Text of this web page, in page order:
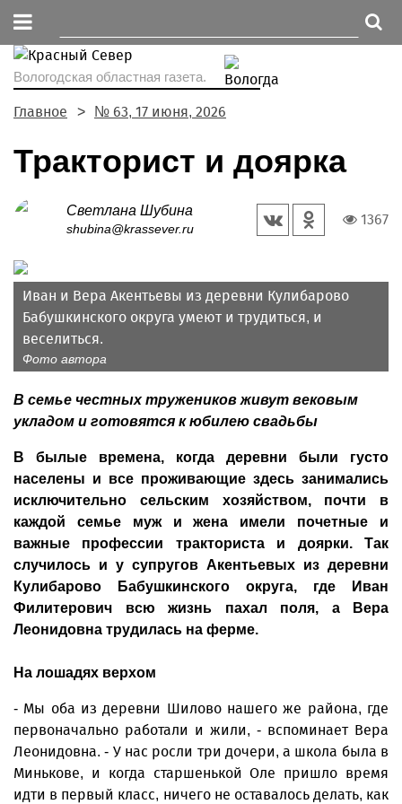
Вологодская областная газета.
Главное № 63, 17 июня, 2026
Тракторист и доярка
Светлана Шубина
shubina@krassever.ru
1367
Иван и Вера Акентьевы из деревни Кулибарово
Бабушкинского округа умеют и трудиться, и
веселиться.
Фото автора
В семье честных тружеников живут вековым
укладом и готовятся к юбилею свадьбы
В былые времена, когда деревни были густо
населены и все проживающие здесь занимались
исключительно сельским хозяйством, почти в
каждой семье муж и жена имели почетные и
важные профессии тракториста и доярки. Так
случилось и у супругов Акентьевых из деревни
Кулибарово Бабушкинского округа, где Иван
Филитерович всю жизнь пахал поля, а Вера
Леонидовна трудилась на ферме.
На лошадях верхом
- Мы оба из деревни Шилово нашего же района, где
первоначально работали и жили, - вспоминает Вера
Леонидовна. - У нас росли три дочери, а школа была в
Минькове, и когда старшенькой Оле пришло время
идти в первый класс, ничего не оставалось делать, как